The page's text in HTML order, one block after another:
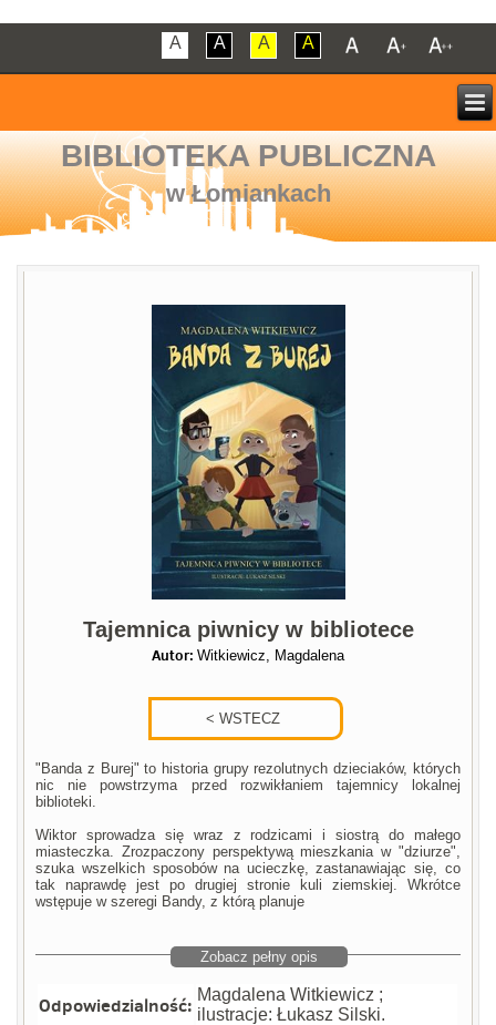
A A A A
BIBLIOTEKA PUBLICZNA
w Łomiankach
Tajemnica piwnicy w bibliotece
Autor: Witkiewicz, Magdalena
"Banda z Burej" to historia grupy rezolutnych dzieciaków, których
nic nie powstrzyma przed rozwikłaniem tajemnicy lokalnej
biblioteki.
Wiktor sprowadza się wraz z rodzicami i siostrą do małego
miasteczka. Zrozpaczony perspektywą mieszkania w "dziurze",
szuka wszelkich sposobów na ucieczkę, zastanawiając się, co
tak naprawdę jest po drugiej stronie kuli ziemskiej. Wkrótce
wstępuje w szeregi Bandy, z którą planuje
Zobacz pełny opis
Odpowiedzialność: Magdalena Witkiewicz ;
ilustracje: Łukasz Silski.